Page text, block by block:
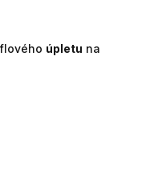
úpletu na